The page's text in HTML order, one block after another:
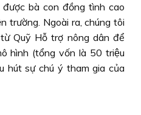
được bà con đồng tình cao
trường. Ngoài ra, chúng tôi
Quỹ Hỗ trợ nông dân để
hình (tổng vốn là 50 triệu
hút sự chú ý tham gia của